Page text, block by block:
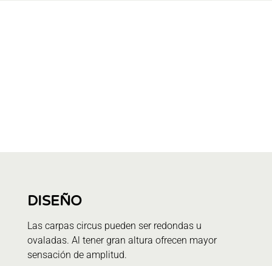
DISEÑO
Las carpas circus pueden ser redondas u
ovaladas. Al tener gran altura ofrecen mayor
sensación de amplitud.